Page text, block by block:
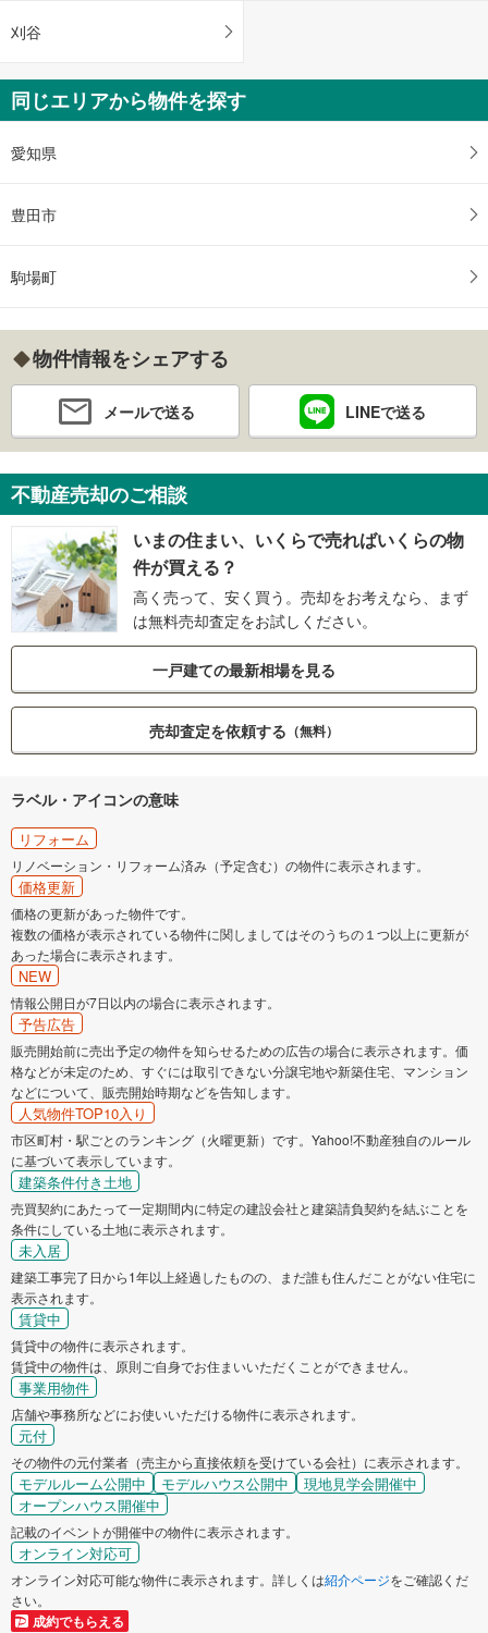
刈谷
同じエリアから物件を探す
愛知県
豊田市
駒場町
物件情報をシェアする
メールで送る LINEで送る
不動産売却のご相談
いまの住まい、いくらで売ればいくらの物
件が買える？
高く売って、安く買う。売却をお考えなら、まず
は無料売却査定をお試しください。
一戸建ての最新相場を見る
売却査定を依頼する （無料）
ラベル・アイコンの意味
リフォーム
リノベーション・リフォーム済み（予定含む）の物件に表示されます。
価格更新
価格の更新があった物件です。
複数の価格が表示されている物件に関しましてはそのうちの１つ以上に更新が
あった場合に表示されます。
NEW
情報公開日が7日以内の場合に表示されます。
予告広告
販売開始前に売出予定の物件を知らせるための広告の場合に表示されます。価
格などが未定のため、すぐには取引できない分譲宅地や新築住宅、マンション
などについて、販売開始時期などを告知します。
人気物件TOP10入り
市区町村・駅ごとのランキング（火曜更新）です。Yahoo!不動産独自のルール
に基づいて表示しています。
建築条件付き土地
売買契約にあたって一定期間内に特定の建設会社と建築請負契約を結ぶことを
条件にしている土地に表示されます。
未入居
建築工事完了日から1年以上経過したものの、まだ誰も住んだことがない住宅に
表示されます。
賃貸中
賃貸中の物件に表示されます。
賃貸中の物件は、原則ご自身でお住まいいただくことができません。
事業用物件
店舗や事務所などにお使いいただける物件に表示されます。
元付
その物件の元付業者（売主から直接依頼を受けている会社）に表示されます。
モデルルーム公開中 モデルハウス公開中
現地見学会開催中
オープンハウス開催中
記載のイベントが開催中の物件に表示されます。
オンライン対応可
オンライン対応可能な物件に表示されます。詳しくは紹介ページをご確認くだ
さい。
成約でもらえる